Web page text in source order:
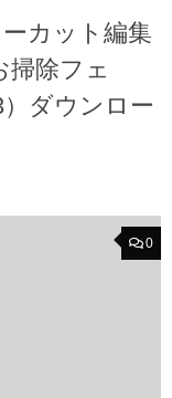
カット編集
掃除フェ
ダウンロー
0